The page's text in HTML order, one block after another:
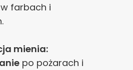
farbach i
mienia:
po pożarach i